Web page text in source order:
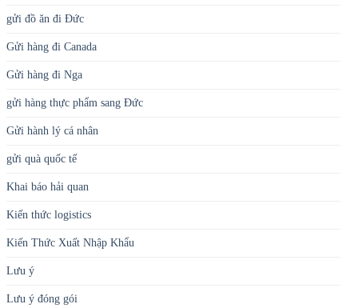
gửi đồ ăn đi Đức
Gửi hàng đi Canada
Gửi hàng đi Nga
gửi hàng thực phẩm sang Đức
Gửi hành lý cá nhân
gửi quà quốc tế
Khai báo hải quan
Kiến thức logistics
Kiến Thức Xuất Nhập Khẩu
Lưu ý
Lưu ý đóng gói